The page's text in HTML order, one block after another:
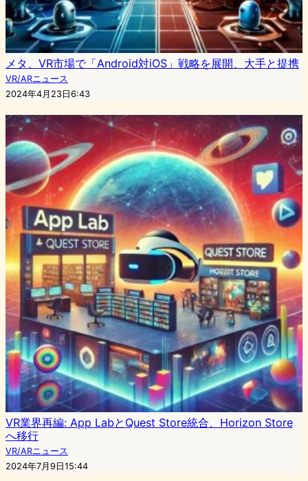
メタ、VR市場で「Android対iOS」戦略を展開、大手と提携
VR/ARニュース
2024年4月23日6:43
VR業界再編: App LabとQuest Store統合、Horizon Store
へ移行
VR/ARニュース
2024年7月9日15:44